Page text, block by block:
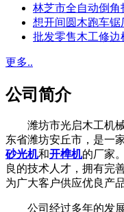
林芝市全自动倒角
想开间圆木跑车
批发零售木工修边
更多..
公司简介
潍坊市光启木工机械
东省潍坊安丘市，是一
砂光机和开榫机的厂家
良的技术人才，拥有完
为广大客户供应优良产
公司经过多年的发展